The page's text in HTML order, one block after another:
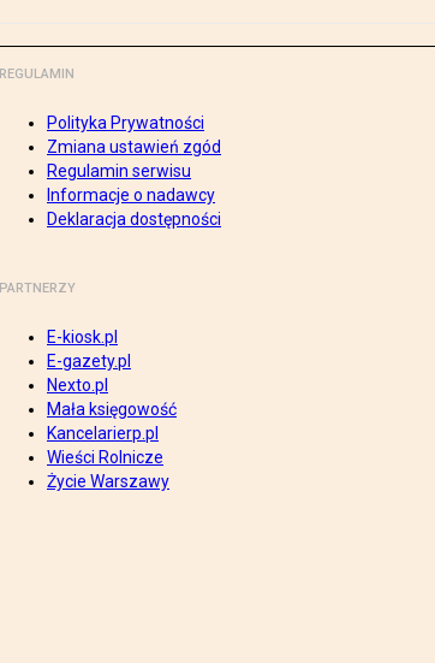
REGULAMIN
Polityka Prywatności
Zmiana ustawień zgód
Regulamin serwisu
Informacje o nadawcy
Deklaracja dostępności
PARTNERZY
E-kiosk.pl
E-gazety.pl
Nexto.pl
Mała księgowość
Kancelarierp.pl
Wieści Rolnicze
Życie Warszawy